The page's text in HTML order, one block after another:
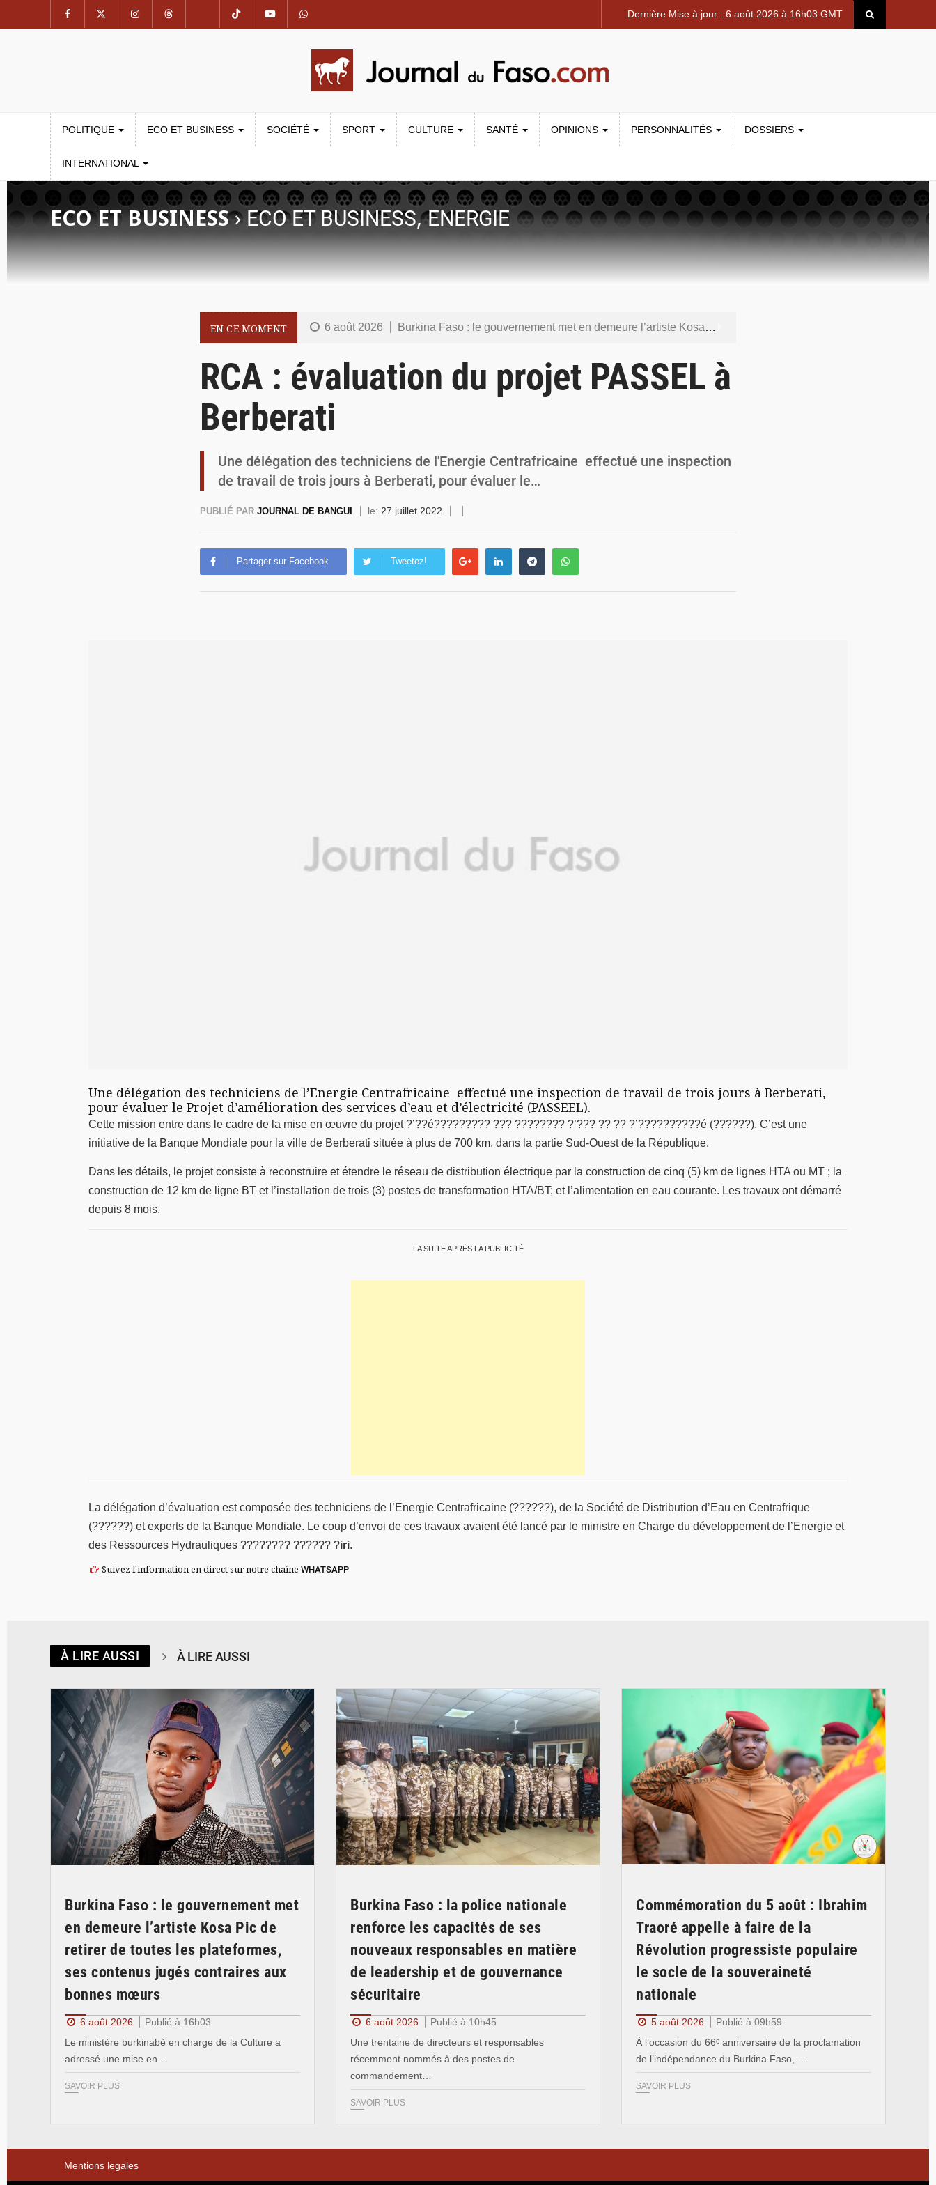
Dernière Mise à jour : 6 août 2026 à 16h03 GMT
POLITIQUE ECO ET BUSINESS SOCIÉTÉ SPORT CULTURE SANTÉ OPINIONS PERSONNALITÉS DOSSIERS
INTERNATIONAL
ECO ET BUSINESS› ECO ET BUSINESS,ENERGIE
EN CE MOMENT 6 août 2026 Burkina Faso : le gouvernement met en demeure l’artiste Kosa Pic de retirer de toutes les plateformes, ses contenus jugés contraires aux bonnes mœurs
5 août 2026 Commémoration du 5 août : Ibrahim Traoré appelle à faire de la Révolution progressiste populaire le socle de la souveraineté nationale
RCA : évaluation du projet PASSEL à
Berberati
Une délégation des techniciens de l'Energie Centrafricaine effectué une inspection
de travail de trois jours à Berberati, pour évaluer le…
PUBLIÉ PAR JOURNAL DE BANGUI le: 27 juillet 2022
Partager sur Facebook Tweetez!
Une délégation des techniciens de l’Energie Centrafricaine effectué une inspection de travail de trois jours à Berberati,
pour évaluer le Projet d’amélioration des services d’eau et d’électricité (PASSEEL).
Cette mission entre dans le cadre de la mise en œuvre du projet ?’??é????????? ??? ???????? ?’??? ?? ?? ?’??????????é (??????). C’est une
initiative de la Banque Mondiale pour la ville de Berberati située à plus de 700 km, dans la partie Sud-Ouest de la République.
Dans les détails, le projet consiste à reconstruire et étendre le réseau de distribution électrique par la construction de cinq (5) km de lignes HTA ou MT ; la
construction de 12 km de ligne BT et l’installation de trois (3) postes de transformation HTA/BT; et l’alimentation en eau courante. Les travaux ont démarré
depuis 8 mois.
LA SUITE APRÈS LA PUBLICITÉ
La délégation d’évaluation est composée des techniciens de l’Energie Centrafricaine (??????), de la Société de Distribution d’Eau en Centrafrique
(??????) et experts de la Banque Mondiale. Le coup d’envoi de ces travaux avaient été lancé par le ministre en Charge du développement de l’Energie et
des Ressources Hydrauliques ???????? ?????? ?iri.
Suivez l'information en direct sur notre chaîneWHATSAPP
À LIRE AUSSI À LIRE AUSSI
Burkina Faso : le gouvernement met
en demeure l’artiste Kosa Pic de
retirer de toutes les plateformes,
ses contenus jugés contraires aux
bonnes mœurs
6 août 2026
Publié à 16h03
Le ministère burkinabè en charge de la Culture a
adressé une mise en…
SAVOIR PLUS
Burkina Faso : la police nationale
renforce les capacités de ses
nouveaux responsables en matière
de leadership et de gouvernance
sécuritaire
6 août 2026
Publié à 10h45
Une trentaine de directeurs et responsables
récemment nommés à des postes de
commandement…
SAVOIR PLUS
Commémoration du 5 août : Ibrahim
Traoré appelle à faire de la
Révolution progressiste populaire
le socle de la souveraineté
nationale
5 août 2026
Publié à 09h59
À l’occasion du 66ᵉ anniversaire de la proclamation
de l’indépendance du Burkina Faso,…
SAVOIR PLUS
Mentions legales